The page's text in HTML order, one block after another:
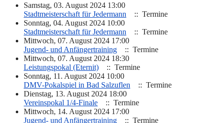
Samstag, 03. August 2024 13:00
Stadtmeisterschaft für Jedermann
:: Termine
Sonntag, 04. August 2024 10:00
Stadtmeisterschaft für Jedermann
:: Termine
Mittwoch, 07. August 2024 17:00
Jugend- und Anfängertraining
:: Termine
Mittwoch, 07. August 2024 18:30
Leistungspokal (Eternit)
:: Termine
Sonntag, 11. August 2024 10:00
DMV-Pokalspiel in Bad Salzuflen
:: Termine
Dienstag, 13. August 2024 18:00
Vereinspokal 1/4-Finale
:: Termine
Mittwoch, 14. August 2024 17:00
Jugend- und Anfängertraining
:: Termine